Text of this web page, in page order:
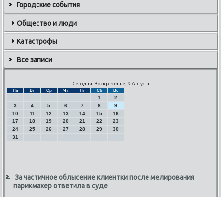
Городские события
Общество и люди
Катастрофы
Все записи
Сегодня: Воскресенье, 9 Августа
Пн Вт Ср Чт Пт Сб Вс
1
2
3
4 5 6 7 8
9
10
11 12 13 14 15
16
17
18 19 20 21 22
23
24
25 26 27 28 29
30
31
За частичное облысение клиентки после мелирования
парикмахер ответила в суде